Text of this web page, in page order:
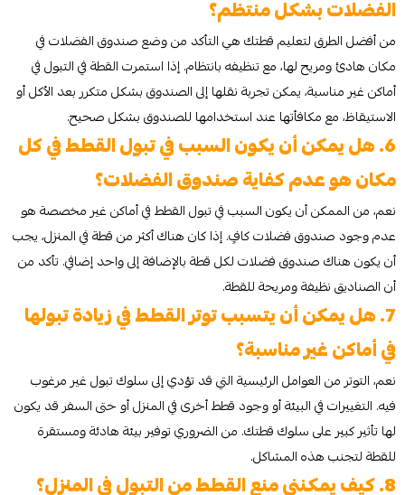
الفضلات بشكل منتظم؟
من أفضل الطرق لتعليم قطتك هي التأكد من وضع صندوق الفضلات في
مكان هادئ ومريح لها، مع تنظيفه بانتظام. إذا استمرت القطة في التبول في
أماكن غير مناسبة، يمكن تجربة نقلها إلى الصندوق بشكل متكرر بعد الأكل أو
الاستيقاظ، مع مكافأتها عند استخدامها للصندوق بشكل صحيح.
6. هل يمكن أن يكون السبب في تبول القطط في كل
مكان هو عدم كفاية صندوق الفضلات؟
نعم، من الممكن أن يكون السبب في تبول القطط في أماكن غير مخصصة هو
عدم وجود صندوق فضلات كافٍ. إذا كان هناك أكثر من قطة في المنزل، يجب
أن يكون هناك صندوق فضلات لكل قطة بالإضافة إلى واحد إضافي. تأكد من
أن الصناديق نظيفة ومريحة للقطة.
7. هل يمكن أن يتسبب توتر القطط في زيادة تبولها
في أماكن غير مناسبة؟
نعم، التوتر من العوامل الرئيسية التي قد تؤدي إلى سلوك تبول غير مرغوب
فيه. التغييرات في البيئة أو وجود قطط أخرى في المنزل أو حتى السفر قد يكون
لها تأثير كبير على سلوك قطتك. من الضروري توفير بيئة هادئة ومستقرة
للقطة لتجنب هذه المشاكل.
8. كيف يمكنني منع القطط من التبول في المنزل؟